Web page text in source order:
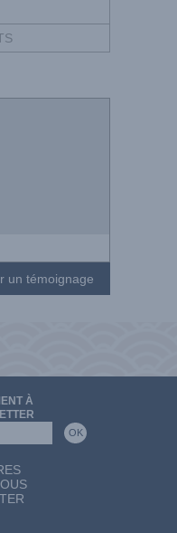
un témoignage
À